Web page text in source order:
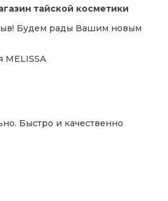
тайской косметики
Будем рады Вашим новым
Быстро и качественно